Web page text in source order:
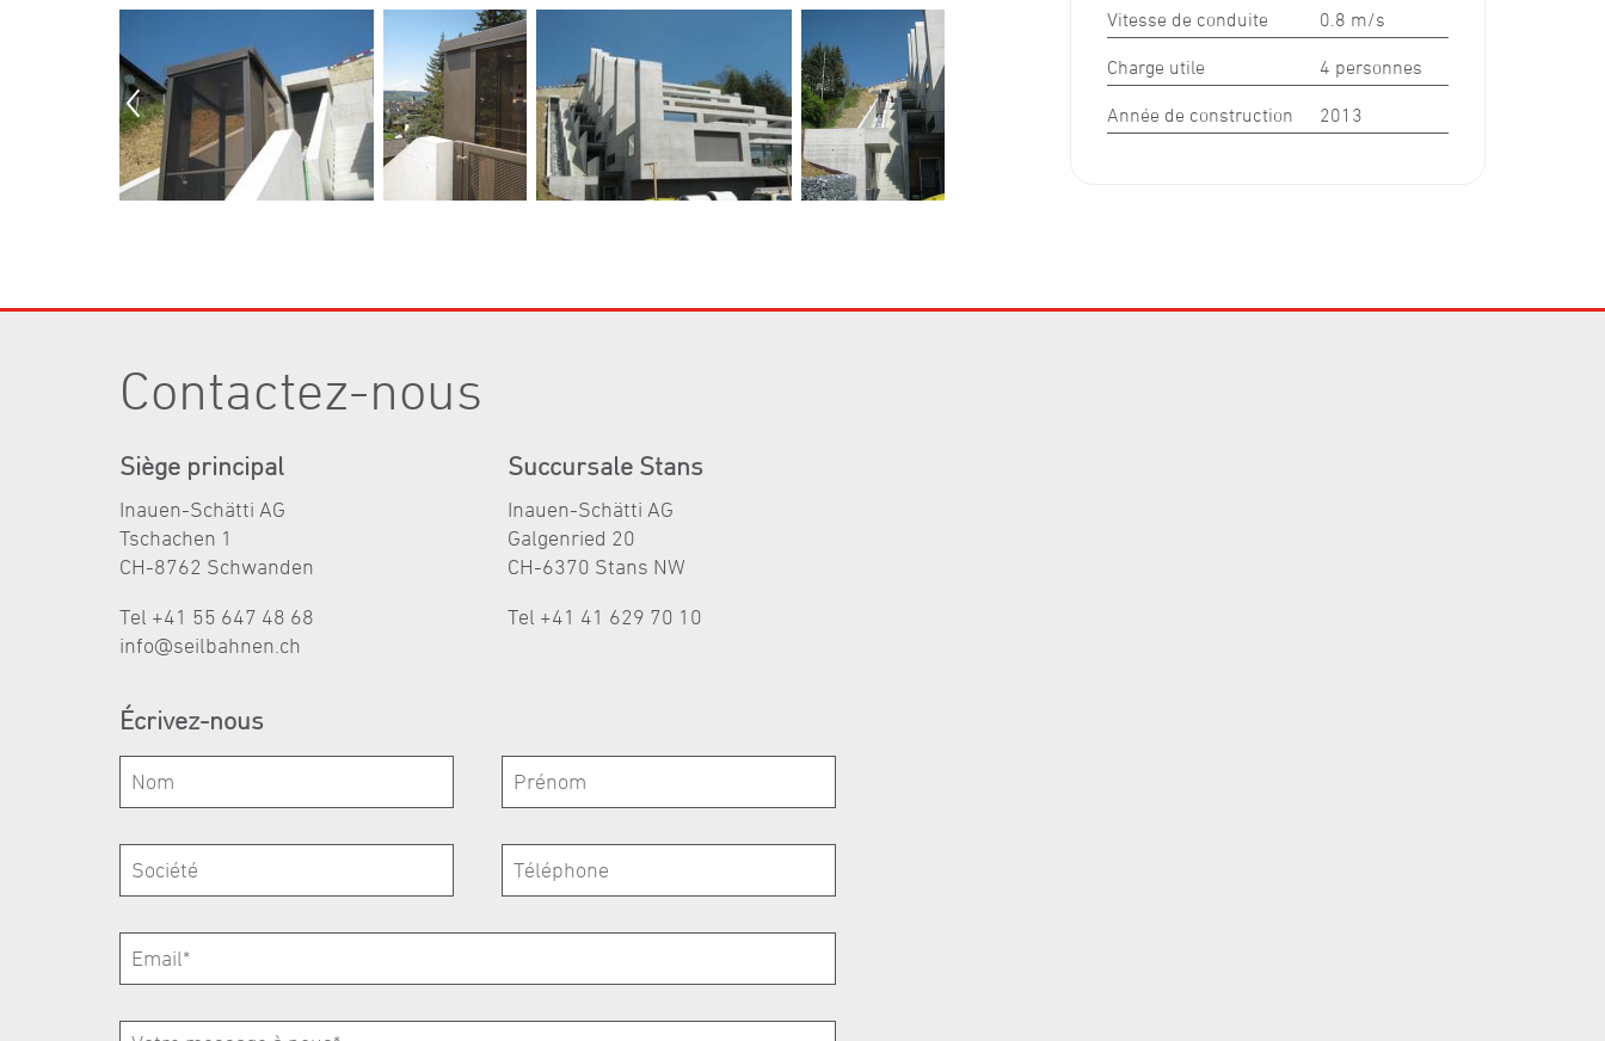
Vitesse de conduite 0.8 m/s
Charge utile 4 personnes
Année de construction 2013
Contactez-nous
Siège principal
Inauen-Schätti AG
Tschachen 1
CH-8762 Schwanden
Tel +41 55 647 48 68
nf
s lb hn n ch
Succursale Stans
Inauen-Schätti AG
Galgenried 20
CH-6370 Stans NW
Tel +41 41 629 70 10
Écrivez-nous